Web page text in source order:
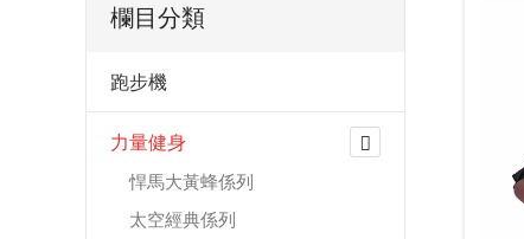
欄目分類
跑步機
力量健身
悍馬大黃蜂係列
太空經典係列